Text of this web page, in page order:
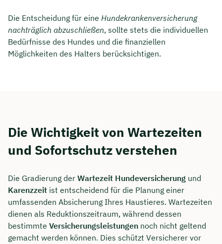
Die Entscheidung für eine Hundekrankenversicherung
nachträglich abzuschließen, sollte stets die individuellen
Bedürfnisse des Hundes und die finanziellen
Möglichkeiten des Halters berücksichtigen.
Die Wichtigkeit von Wartezeiten
und Sofortschutz verstehen
Die Gradierung der Wartezeit Hundeversicherung und
Karenzzeit ist entscheidend für die Planung einer
umfassenden Absicherung Ihres Haustieres. Wartezeiten
dienen als Reduktionszeitraum, während dessen
bestimmte Versicherungsleistungen noch nicht geltend
gemacht werden können. Dies schützt Versicherer vor